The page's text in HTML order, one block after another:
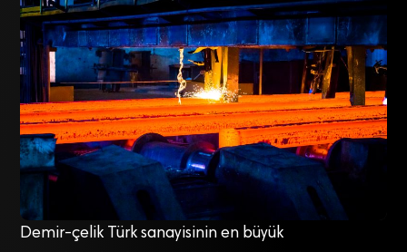
Demir-çelik Türk sanayisinin en büyük